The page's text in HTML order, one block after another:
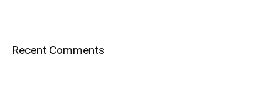
Recent Comments